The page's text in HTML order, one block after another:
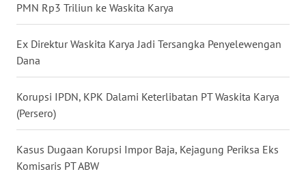
PMN Rp3 Triliun ke Waskita Karya
Ex Direktur Waskita Karya Jadi Tersangka Penyelewengan
Dana
Korupsi IPDN, KPK Dalami Keterlibatan PT Waskita Karya
(Persero)
Kasus Dugaan Korupsi Impor Baja, Kejagung Periksa Eks
Komisaris PT ABW
WN
WN
WN
JATIM
WN